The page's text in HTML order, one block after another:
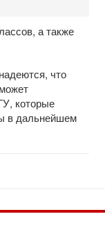
а также
что
которые
в дальнейшем